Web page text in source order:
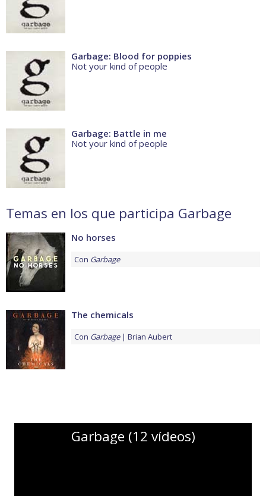
Garbage: Blood for poppies
Not your kind of people
Garbage: Battle in me
Not your kind of people
Temas en los que participa Garbage
No horses
Con Garbage
The chemicals
Con Garbage Brian Aubert
Garbage (12 vídeos)